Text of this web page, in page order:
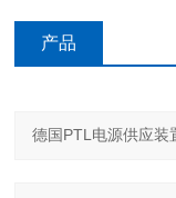
产品